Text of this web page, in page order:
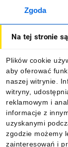
Zgoda
Na tej stronie
Plików cookie
aby oferować
naszej witrynie.
witryny,
reklamowym i
informacje z
uzyskanymi
zgodzie możemy
zainteresowań i
O firmie
Informacje